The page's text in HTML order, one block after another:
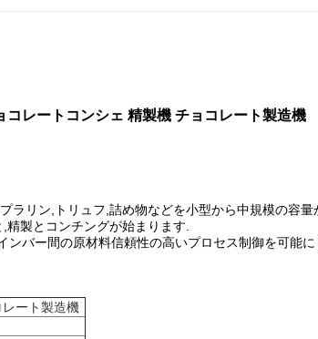
コレートコンシェ 精製機 チョコレート製造機
リン,トリュフ,詰め物などを小型から中規模の容
製とコンチングが始まります.
バー間の原材料信頼性の高いプロセス制御を可能
ート製造機